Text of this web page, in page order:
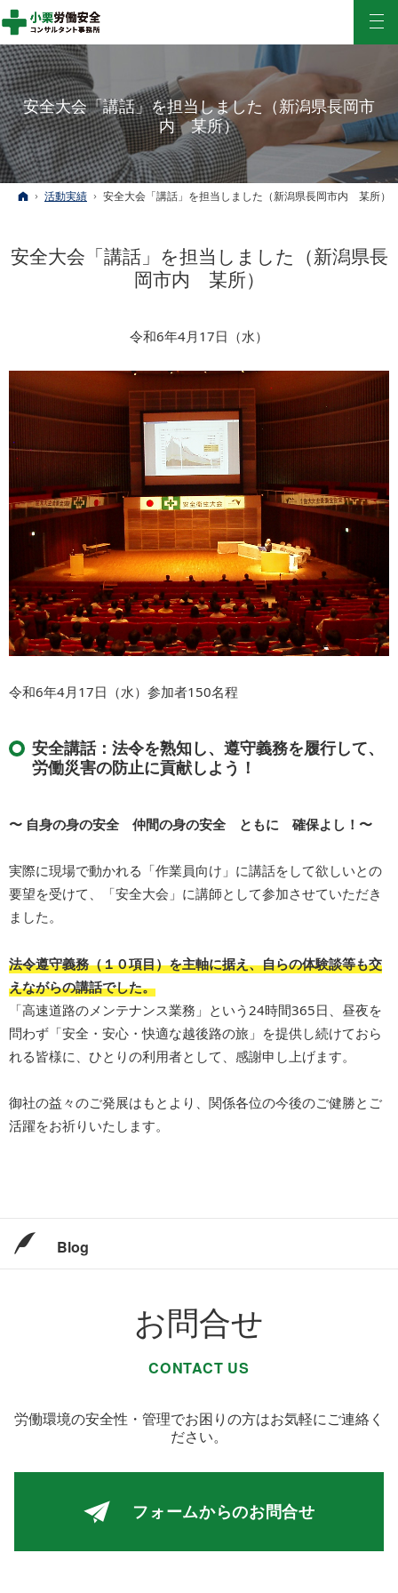
安全大会「講話」を担当しました（新潟県長岡市
内 某所）
ホーム
活動実績 安全大会「講話」を担当しました（新潟県長岡市内 某所）
安全大会「講話」を担当しました（新潟県長
岡市内 某所）
令和6年4月17日（水）
令和6年4月17日（水）参加者150名程
安全講話：法令を熟知し、遵守義務を履行して、
労働災害の防止に貢献しよう！
〜 自身の身の安全 仲間の身の安全 ともに 確保よし！〜
実際に現場で動かれる「作業員向け」に講話をして欲しいとの
要望を受けて、「安全大会」に講師として参加させていただき
ました。
法令遵守義務（１０項目）を主軸に据え、自らの体験談等も交
えながらの講話でした。
「高速道路のメンテナンス業務」という24時間365日、昼夜を
問わず「安全・安心・快適な越後路の旅」を提供し続けておら
れる皆様に、ひとりの利用者として、感謝申し上げます。
御社の益々のご発展はもとより、関係各位の今後のご健勝とご
活躍をお祈りいたします。
Blog
お問合せ
CONTACT US
労働環境の安全性・管理でお困りの方はお気軽にご連絡く
ださい。
フォームからのお問合せ